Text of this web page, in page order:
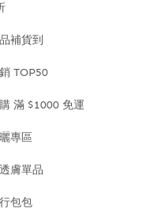
補貨到
TOP50
滿 $1000 免運
專區
膚單品
包包